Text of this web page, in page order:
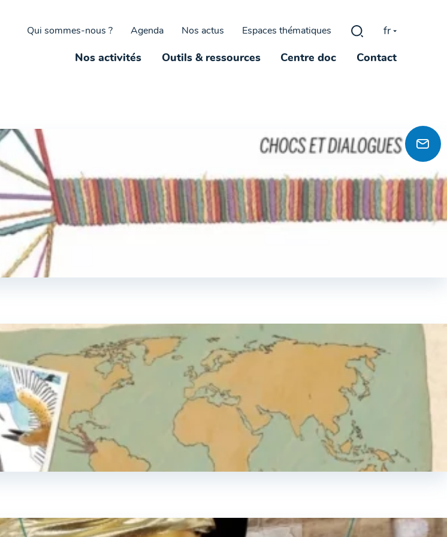
Qui sommes-nous ? Agenda Nos actus Espaces thématiques Rechercher :
fr
Nos activités Outils & ressources Centre doc Contact